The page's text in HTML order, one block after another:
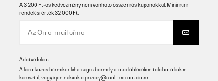
A 3 200 Ft-os kedvezmény nem vonható össze más kuponokkal. Minimum
rendelési érték 32 000 Ft.
Adatvédelem
A leiratkozás bármikor lehetséges bármely e-mail láblécében található linken
keresztül, vagy írjon nekünk a privacy@chal-tec.com címre.